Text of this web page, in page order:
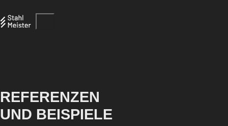
REFERENZEN
UND BEISPIELE